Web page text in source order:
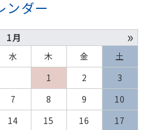
ンダー
1月 »
水 木 金
土
1
2
3
7 8 9
10
14 15 16
17